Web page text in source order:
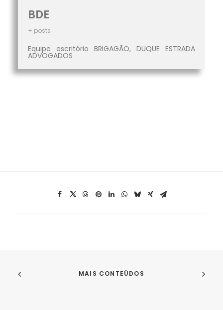
BDE
+ posts
Equipe escritório BRIGAGÃO, DUQUE ESTRADA
ADVOGADOS
MAIS CONTEÚDOS